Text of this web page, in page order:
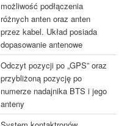
możliwość podłączenia
różnych anten oraz anten
przez kabel. Układ posiada
dopasowanie antenowe
Odczyt pozycji po „GPS” oraz
przybliżoną pozycję po
numerze nadajnika BTS i jego
anteny